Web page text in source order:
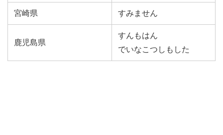
宮崎県 すみません
鹿児島県
すんもはん
でいなこつしもした